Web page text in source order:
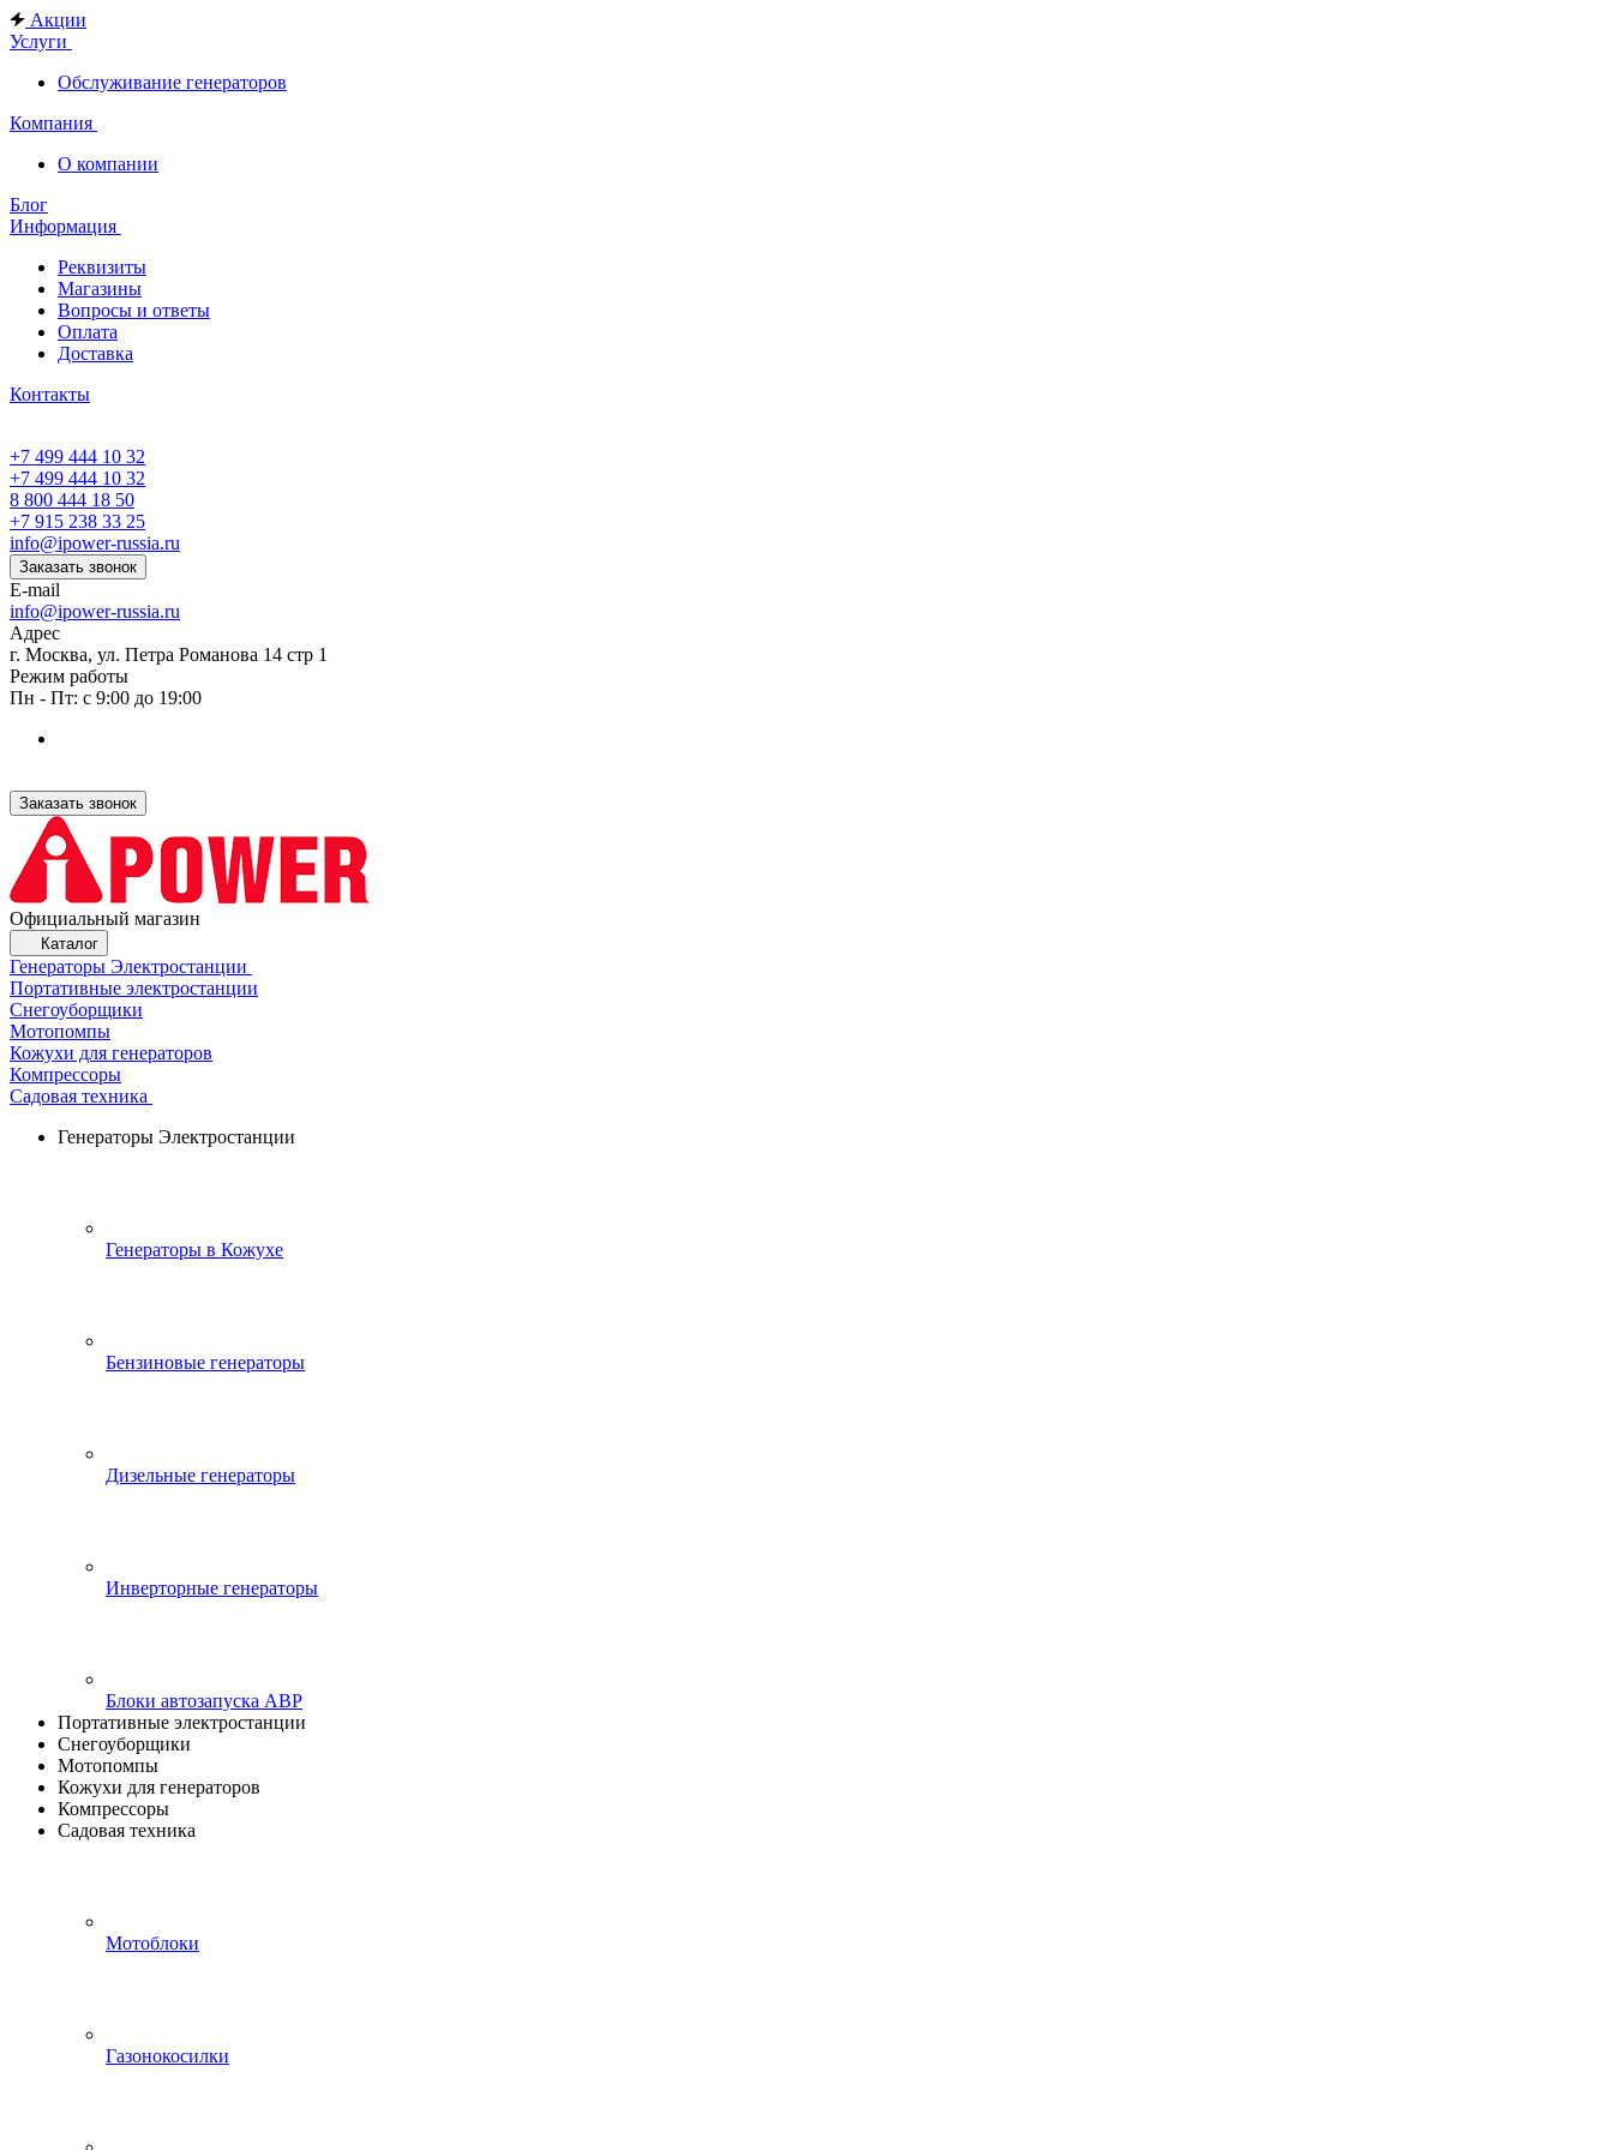
Акции
Услуги
Обслуживание генераторов
Компания
О компании
Блог
Информация
Реквизиты
Магазины
Вопросы и ответы
Оплата
Доставка
Контакты
+7 499 444 10 32
+7 499 444 10 32
8 800 444 18 50
+7 915 238 33 25
info@ipower-russia.ru
Заказать звонок
E-mail
info@ipower-russia.ru
Адрес
г. Москва, ул. Петра Романова 14 стр 1
Режим работы
Пн - Пт: с 9:00 до 19:00
Заказать звонок
Официальный магазин
Каталог
Генераторы Электростанции
Портативные электростанции
Снегоуборщики
Мотопомпы
Кожухи для генераторов
Компрессоры
Садовая техника
Генераторы Электростанции
Генераторы в Кожухе
Бензиновые генераторы
Дизельные генераторы
Инверторные генераторы
Блоки автозапуска АВР
Портативные электростанции
Снегоуборщики
Мотопомпы
Кожухи для генераторов
Компрессоры
Садовая техника
Мотоблоки
Газонокосилки